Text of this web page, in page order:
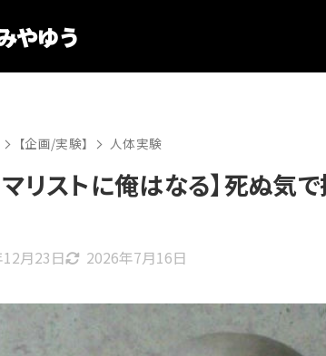
【企画/実験】 人体実験
マリストに俺はなる】死ぬ気
月23日 2026年7月16日